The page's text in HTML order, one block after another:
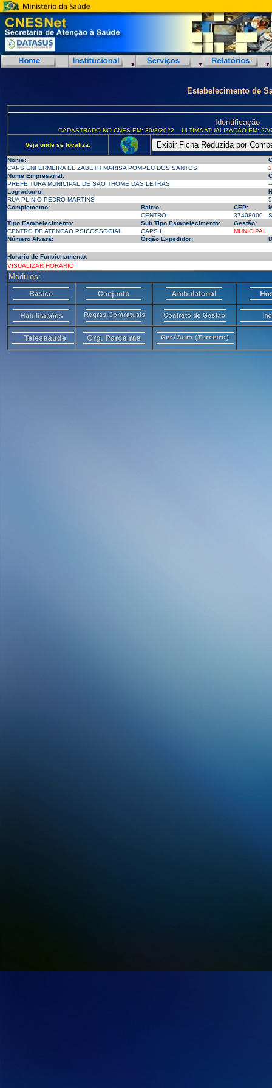
Estabelecimento de
Identificação
CADASTRADO NO CNES EM: 30/8/2022 ULTIMA ATUALIZAÇÃO EM:
Veja onde se localiza:
Nome:
CAPS ENFERMEIRA ELIZABETH MARISA POMPEU DOS SANTOS
Nome Empresarial:
PREFEITURA MUNICIPAL DE SAO THOME DAS LETRAS
--
Logradouro:
RUA PLINIO PEDRO MARTINS
Complemento:
Bairro: CEP:
CENTRO
37408000
Tipo Estabelecimento:
Sub Tipo Estabelecimento:
Gestão:
CENTRO DE ATENCAO PSICOSSOCIAL
CAPS I
MUNICIPAL
Número Alvará:
Órgão Expedidor:
Horário de Funcionamento:
VISUALIZAR HORÁRIO
Módulos: